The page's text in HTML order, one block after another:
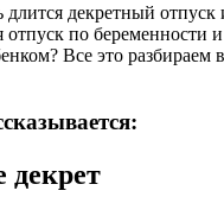
длится декретный отпуск
отпуск по беременности
Все это разбираем
декрет